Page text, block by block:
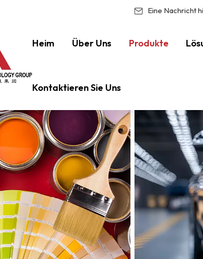
Eine Nachricht
Heim Über Uns Produkte
Kontaktieren Sie Uns